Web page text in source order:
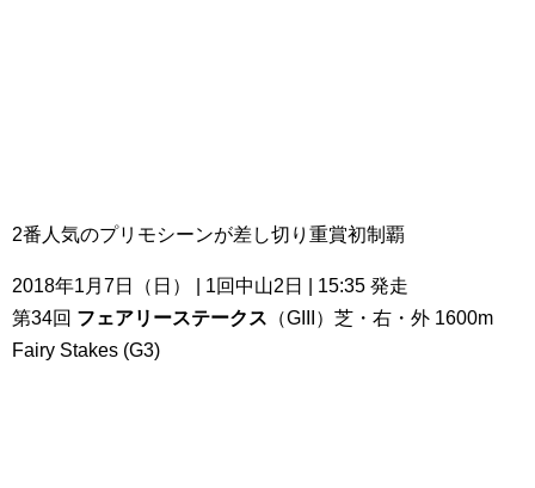
2番人気のプリモシーンが差し切り重賞初制覇
2018年1月7日（日） | 1回中山2日 | 15:35 発走
第34回 フェアリーステークス （GIII）芝・右・外 1600m
Fairy Stakes (G3)